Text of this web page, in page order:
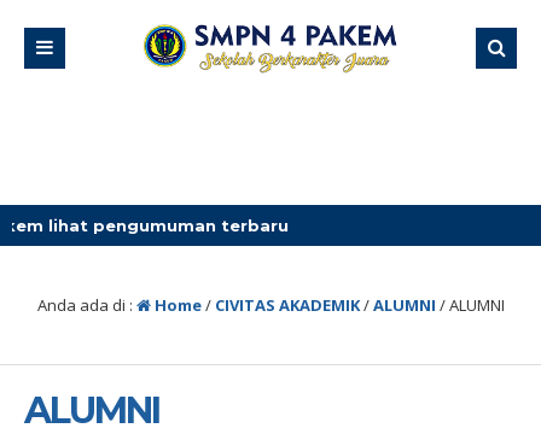
terbaru
Anda ada di : Home/ CIVITAS AKADEMIK/ALUMNI /ALUMNI
ALUMNI